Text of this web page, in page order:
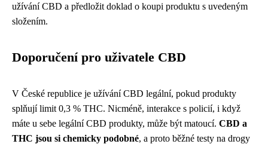
užívání CBD a předložit doklad o koupi produktu s uvedeným
složením.
Doporučení pro uživatele CBD
V České republice je užívání CBD legální, pokud produkty
splňují limit 0,3 % THC. Nicméně, interakce s policií, i když
máte u sebe legální CBD produkty, může být matoucí. CBD a
THC jsou si chemicky podobné, a proto běžné testy na drogy